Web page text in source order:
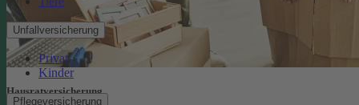
Unfallversicherung
Privat
Kinder
Pflegeversicherung
Hausratversicherung